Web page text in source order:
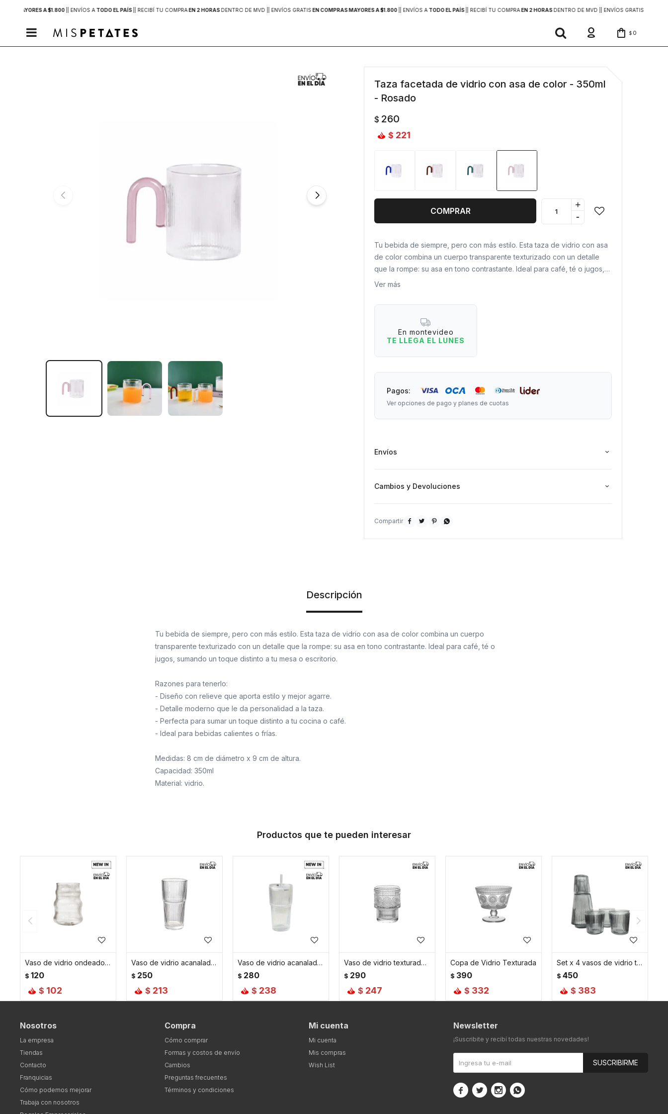
MAYORES A $1.800 | ENVÍOS A TODO EL PAÍS | RECIBÍ TU COMPRAEN 2 HORASDENTRO DE MVD | | ENVÍOS GRATISEN COMPRAS MAYORES A $1.800 | ENVÍOS A TODO EL PAÍS | RECIBÍ TU COMPRAEN 2 HORASDENTRO DE MVD | | ENVÍOS GRATIS
 $ 0
Taza facetada de vidrio con asa de color - 350ml
- Rosado
$ 260
$ 221
COMPRAR
+
-
Tu bebida de siempre, pero con más estilo. Esta taza de vidrio con asa
de color combina un cuerpo transparente texturizado con un detalle
que la rompe: su asa en tono contrastante. Ideal para café, té o jugos,
sumando un toque distinto a tu mesa o escritorio.
Razones para tenerlo:
- Diseño con relieve que aporta estilo y mejor agarre.
- Detalle moderno que le da personalidad a la taza.
- Perfecta para sumar un toque distinto a tu cocina o café.
Medidas: 8 cm de diámetro x 9 cm de altura.
Capacidad: 350ml
Material: vidrio.
Ver más
En montevideo
TE LLEGA EL LUNES
Pagos:
Ver opciones de pago y planes de cuotas
Envíos
Cambios y Devoluciones
   
Descripción
Tu bebida de siempre, pero con más estilo. Esta taza de vidrio con asa de color combina un cuerpo
transparente texturizado con un detalle que la rompe: su asa en tono contrastante. Ideal para café, té o
jugos, sumando un toque distinto a tu mesa o escritorio.
Razones para tenerlo:
- Diseño con relieve que aporta estilo y mejor agarre.
- Detalle moderno que le da personalidad a la taza.
- Perfecta para sumar un toque distinto a tu cocina o café.
- Ideal para bebidas calientes o frías.
Medidas: 8 cm de diámetro x 9 cm de altura.
Capacidad: 350ml
Material: vidrio.
Productos que te pueden interesar
Vaso de vidrio ondeado y facetado - 500ml
$ 120
$ 102
Vaso de vidrio acanalado 500 ml
$ 250
$ 213
Vaso de vidrio acanalado 600 ml con sorbito
$ 280
$ 238
Vaso de vidrio texturado chico
$ 290
$ 247
Copa de Vidrio Texturada
$ 390
$ 332
Set x 4 vasos de vidrio texturizado más jarra - Gris
$ 450
$ 383
Nosotros
La empresa
Tiendas
Contacto
Franquicias
Cómo podemos mejorar
Trabaja con nosotros
Compra
Cómo comprar
Formas y costos de envío
Cambios
Preguntas frecuentes
Términos y condiciones
Mi cuenta
Mi cuenta
Mis compras
Wish List
Newsletter
¡Suscribite y recibí todas nuestras novedades!
SUSCRIBIRME
   